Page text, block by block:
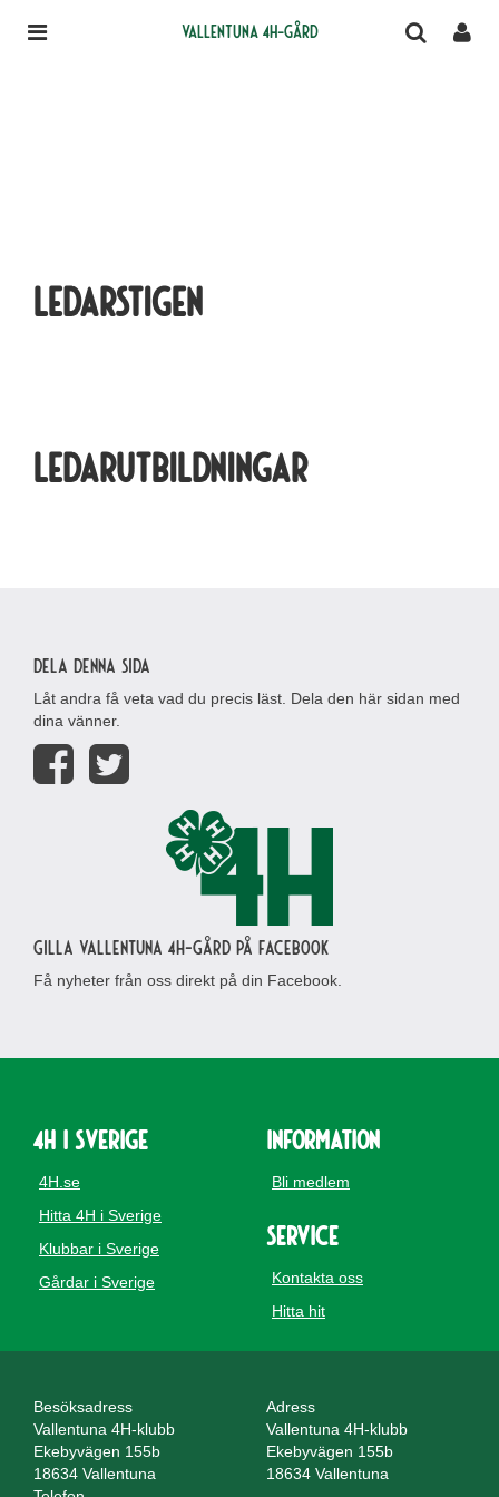
Vallentuna 4H-gård
Ledarstigen
Ledarutbildningar
Dela denna sida
Låt andra få veta vad du precis läst. Dela den här sidan med
dina vänner.
Gilla Vallentuna 4H-gård på Facebook
Få nyheter från oss direkt på din Facebook.
4H i Sverige
4H.se
Hitta 4H i Sverige
Klubbar i Sverige
Gårdar i Sverige
Information
Bli medlem
Service
Kontakta oss
Hitta hit
Besöksadress
Vallentuna 4H-klubb
Ekebyvägen 155b
18634 Vallentuna
Adress
Vallentuna 4H-klubb
Ekebyvägen 155b
18634 Vallentuna